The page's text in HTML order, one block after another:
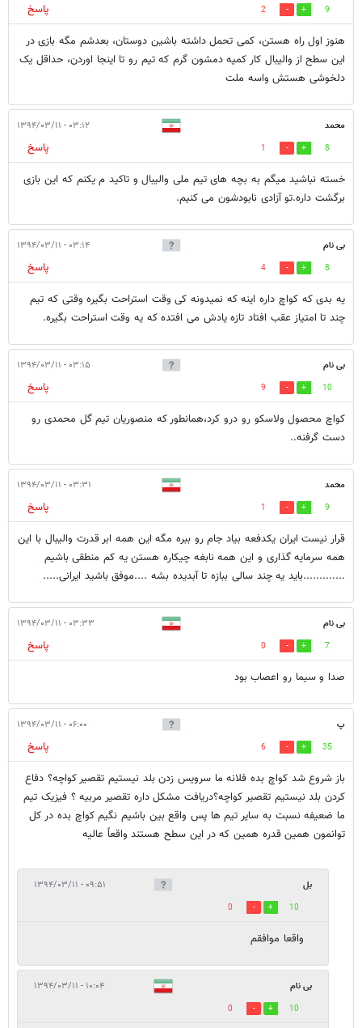
9
2
پاسخ
هنوز اول راه هستن، کمی تحمل داشته باشین دوستان، بعدشم مگه بازی در
این سطح از والیبال کار کمیه دمشون گرم که تیم رو تا اینجا اوردن، حداقل یک
دلخوشی هستش واسه ملت
محمد ۰۳:۱۲ - ۱۳۹۴/۰۳/۱۱
8
1
پاسخ
خسته نباشید میگم به بچه های تیم ملی والیبال و تاکید م یکنم که این بازی
برگشت داره.تو آزادی نابودشون می کنیم.
بی نام ۰۳:۱۴ - ۱۳۹۴/۰۳/۱۱
8
4
پاسخ
یه بدی که کواچ داره اینه که نمیدونه کی وقت استراحت بگیره وقتی که تیم
چند تا امتیاز عقب افتاد تازه یادش می افتده که یه وقت استراحت بگیره.
بی نام ۰۳:۱۵ - ۱۳۹۴/۰۳/۱۱
10
9
پاسخ
کواچ محصول ولاسکو رو درو کرد،همانطور که منصوریان تیم گل محمدی رو
دست گرفنه..
محمد ۰۳:۳۱ - ۱۳۹۴/۰۳/۱۱
9
1
پاسخ
قرار نیست ایران یکدفعه بیاد جام رو ببره مگه این همه ابر قدرت والیبال با این
همه سرمایه گذاری و این همه نابغه چیکاره هستن یه کم منطقی باشیم
.............باید یه چند سالی ببازه تا آبدیده بشه ....موفق باشید ایرانی.....
بی نام ۰۳:۳۳ - ۱۳۹۴/۰۳/۱۱
7
0
پاسخ
صدا و سیما رو اعصاب بود
پ ۰۶:۰۰ - ۱۳۹۴/۰۳/۱۱
35
6
پاسخ
باز شروع شد کواچ بده فلانه ما سرویس زدن بلد نیستیم تقصیر کواچه؟ دفاع
کردن بلد نیستیم تقصیر کواچه؟دریافت مشکل داره تقصیر مربیه ؟ فیزیک تیم
ما ضعیفه نسبت به سایر تیم ها پس واقع بین باشیم نگیم کواچ بده در کل
توانمون همین قدره همین که در این سطح هستند واقعاً عالیه
بل ۰۹:۵۱ - ۱۳۹۴/۰۳/۱۱
10
0
واقعا موافقم
بی نام ۱۰:۰۴ - ۱۳۹۴/۰۳/۱۱
10
0